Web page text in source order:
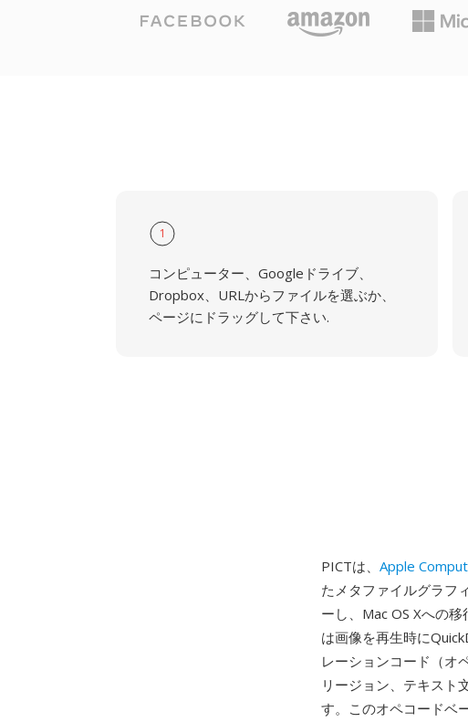
1
コンピューター、Googleドライブ、
Dropbox、URLからファイルを選ぶか、
ページにドラッグして下さい.
PICTは、 Apple
たメタファイルグラフ
ーし、Mac OS Xへの
は画像を再生時に
レーションコード（オ
リージョン、テキスト
す。このオペコードベ